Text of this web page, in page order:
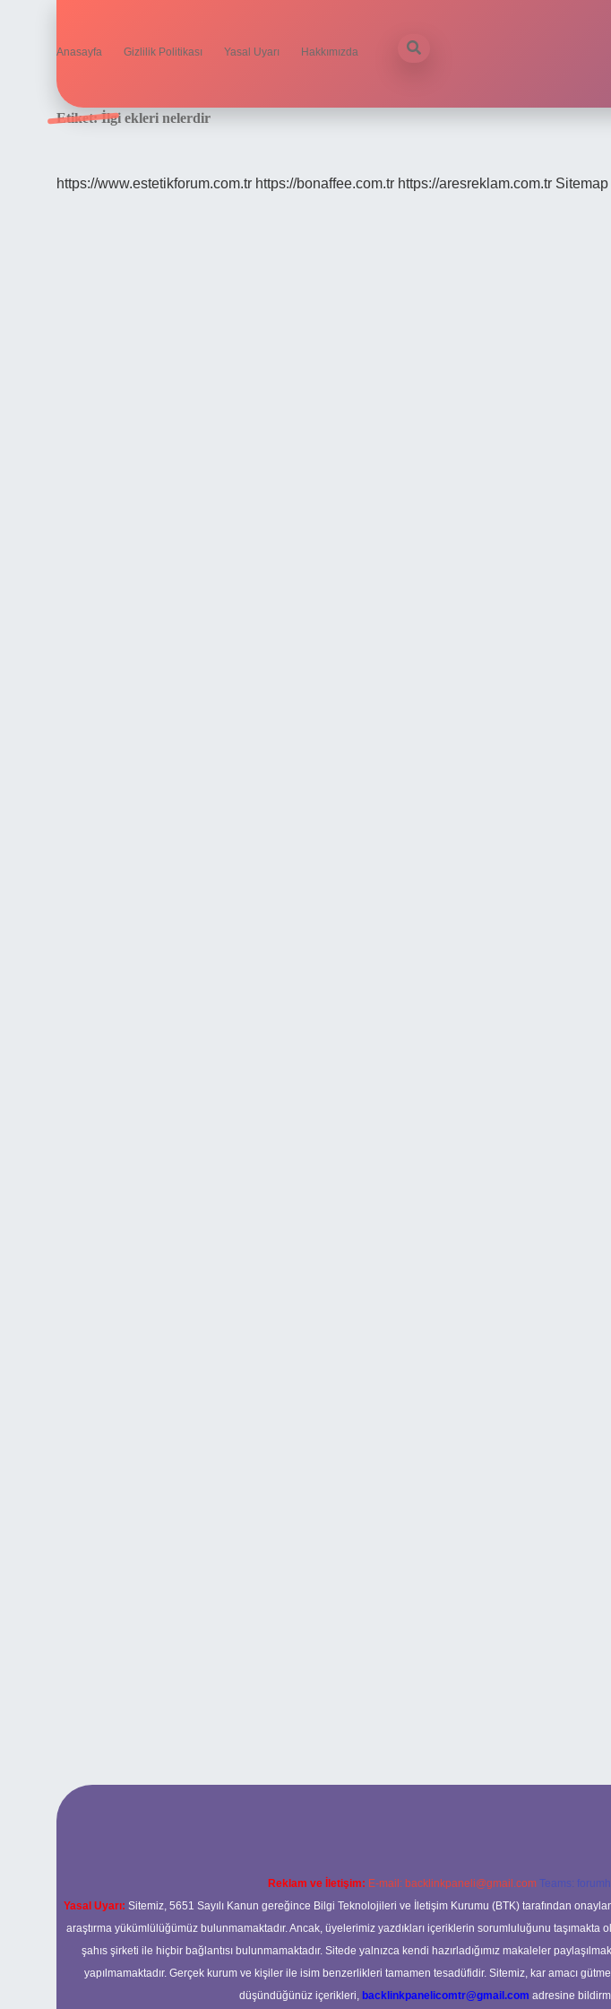
Anasayfa Gizlilik Politikası Yasal Uyarı Hakkımızda
Etiket:İlgi ekleri nelerdir
https://www.estetikforum.com.tr https://bonaffee.com.tr https://aresreklam.com.tr Sitemap
Reklam ve İletişim: E-mail: backlinkpaneli@gmail.com Teams:
Yasal Uyarı: Sitemiz, 5651 Sayılı Kanun gereğince Bilgi Teknolojileri ve İletişim Kurumu (BTK) tarafından
araştırma yükümlülüğümüz bulunmamaktadır. Ancak, üyelerimiz yazdıkları içeriklerin sorumluluğunu
şahıs şirketi ile hiçbir bağlantısı bulunmamaktadır. Sitede yalnızca kendi hazırladığımız makaleler
yapılmamaktadır. Gerçek kurum ve kişiler ile isim benzerlikleri tamamen tesadüfidir. Sitemiz, kar amacı
düşündüğünüz içerikleri, backlinkpanelicomtr@gmail.com adresine